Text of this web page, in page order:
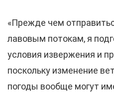
«Прежде чем
лавовым потокам, я
условия извержения и
поскольку изменение
погоды вообще могут